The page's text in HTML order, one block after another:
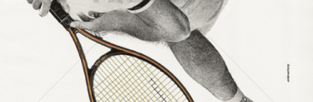
HEAD HEAD AG, 6921 Kennelbach